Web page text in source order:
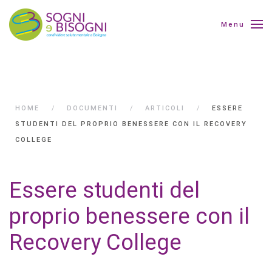
Menu
HOME DOCUMENTI ARTICOLI
ESSERE
STUDENTI DEL PROPRIO BENESSERE CON IL RECOVERY
COLLEGE
Essere studenti del
proprio benessere con il
Recovery College